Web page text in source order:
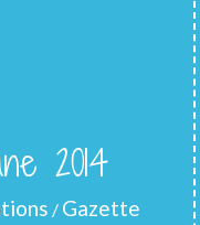
2014
/ Gazette